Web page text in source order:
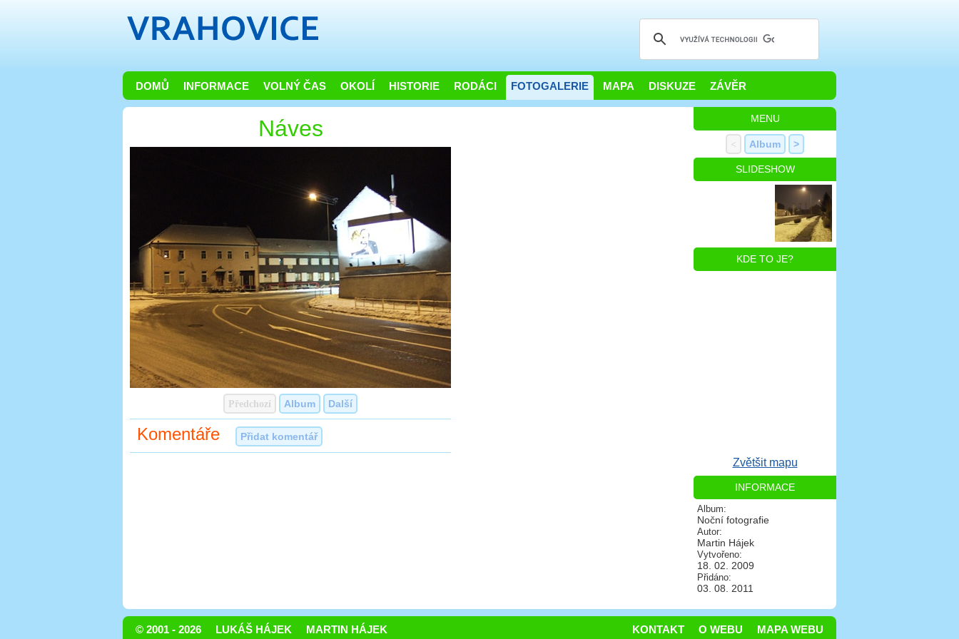
DOMŮ INFORMACE VOLNÝ ČAS OKOLÍ HISTORIE RODÁCI FOTOGALERIE MAPA DISKUZE ZÁVĚR
Náves
Předchozí Album Další
Komentáře Přidat komentář
MENU
< Album >
SLIDESHOW
KDE TO JE?
Zvětšit mapu
INFORMACE
Album:
Noční fotografie
Autor:
Martin Hájek
Vytvořeno:
18. 02. 2009
Přidáno:
03. 08. 2011
© 2001 - 2026 LUKÁŠ HÁJEK MARTIN HÁJEK MAPA WEBU
O WEBU
KONTAKT